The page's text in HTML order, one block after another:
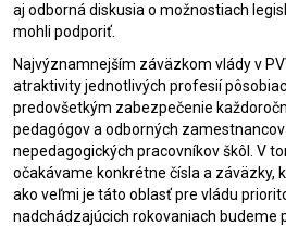
aj odborná diskusia o možnostiach
mohli podporiť.
Najvýznamnejším záväzkom vlády v
atraktivity jednotlivých profesií
predovšetkým zabezpečenie
pedagógov a odborných
nepedagogických pracovníkov škôl. V
očakávame konkrétne čísla a záväzky,
ako veľmi je táto oblasť pre vládu
nadchádzajúcich rokovaniach budeme